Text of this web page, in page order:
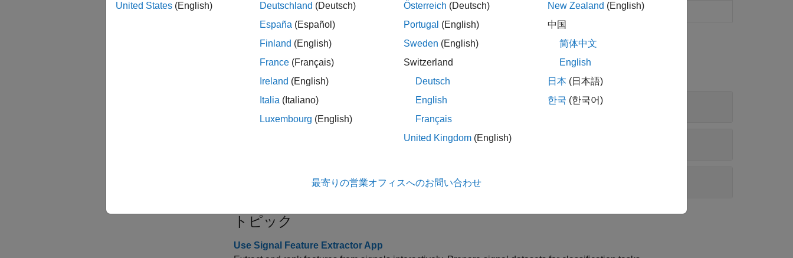
信号特徴抽出器 Extract and analyze signal features (R2025a 以降)
関数
すべて展開する
Statistics
信号のラベル付け
トピック
Use Signal Feature Extractor App
United States (English)
Deutschland (Deutsch)
España (Español)
Finland (English)
France (Français)
Ireland (English)
Italia (Italiano)
Luxembourg (English)
Österreich (Deutsch)
Portugal (English)
Sweden (English)
Switzerland
Deutsch
English
Français
United Kingdom (English)
New Zealand (English)
中国
简体中文
English
日本 (日本語)
한국 (한국어)
最寄りの営業オフィスへのお問い合わせ